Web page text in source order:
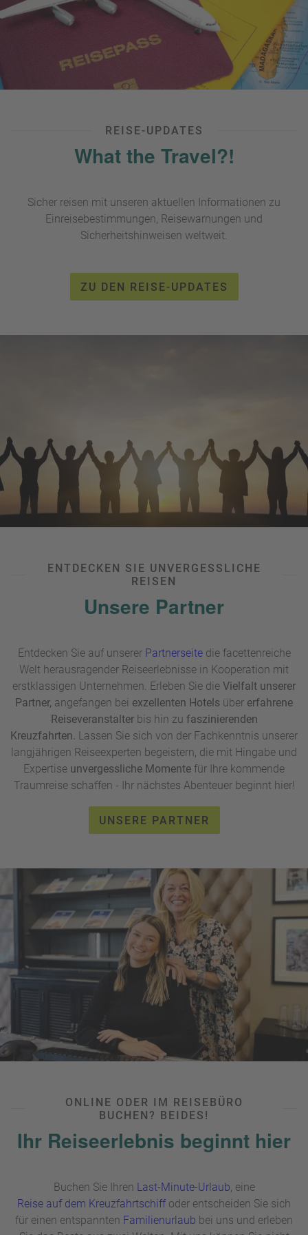
REISE-UPDATES
What the Travel?!
Sicher reisen mit unseren aktuellen Informationen zu
Einreisebestimmungen, Reisewarnungen und
Sicherheitshinweisen weltweit.
ZU DEN REISE-UPDATES
ENTDECKEN SIE UNVERGESSLICHE
REISEN
Unsere Partner
Entdecken Sie auf unserer Partnerseitedie facettenreiche
Welt herausragender Reiseerlebnisse in Kooperation mit
erstklassigen Unternehmen. Erleben Sie die Vielfalt unserer
Partner, angefangen bei exzellenten Hotels über erfahrene
Reiseveranstalterbis hin zu faszinierenden
Kreuzfahrten. Lassen Sie sich von der Fachkenntnis unserer
langjährigen Reiseexperten begeistern, die mit Hingabe und
Expertise unvergessliche Momente für Ihre kommende
Traumreise schaffen - Ihr nächstes Abenteuer beginnt hier!
UNSERE PARTNER
ONLINE ODER IM REISEBÜRO
BUCHEN? BEIDES!
Ihr Reiseerlebnis beginnt hier
Buchen Sie Ihren Last-Minute-Urlaub, eine
Reise auf dem Kreuzfahrtschiff oder entscheiden Sie sich
für einen entspannten Familienurlaub bei uns und erleben